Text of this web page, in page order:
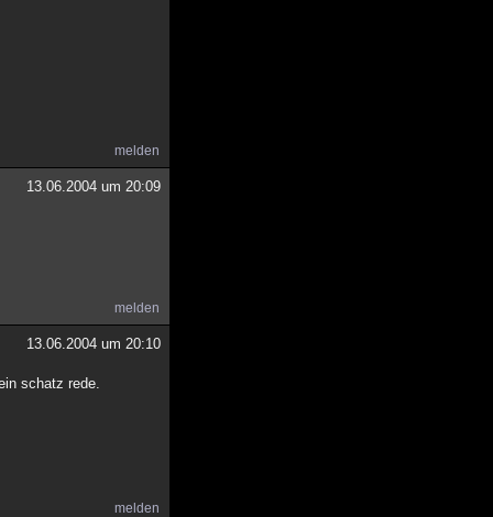
melden
13.06.2004 um 20:09
melden
13.06.2004 um 20:10
schatz rede.
melden